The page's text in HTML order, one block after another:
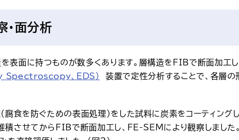
・面分析
表面に持つものが数多くあります。層構造をFIBで断面加工
Spectroscopy、EDS）
装置で定性分析することで、各層の
腐食を防ぐための表面処理）をした試料に炭素をコーティン
積させてからFIBで断面加工し、FE-SEMにより観察しました